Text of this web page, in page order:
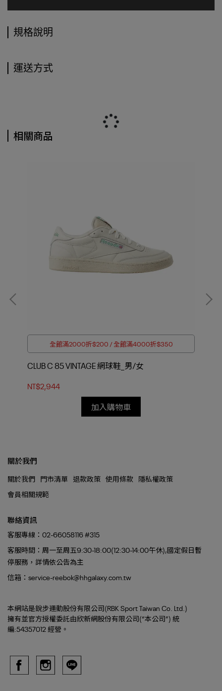
規格說明
運送方式
相關商品
全館滿2000折$200 / 全館滿4000折$350
CLUB C 85 VINTAGE 網球鞋_男/女
NT$2,944
加入購物車
關於我們
關於我們 門市清單 退款政策 使用條款
隱私權政策
會員相關規範
聯絡資訊
客服專線：02-66058116 #315
客服時間：周一至周五9:30-18:00(12:30-14:00午休),國定假日暫
停服務，詳情依公告為主
信箱：service-reebok@hhgalaxy.com.tw
本網站是銳步運動股份有限公司(RBK Sport Taiwan Co. Ltd.)
擁有並官方授權委託由欣新網股份有限公司(“本公司”) 統
編:54357012 經營。